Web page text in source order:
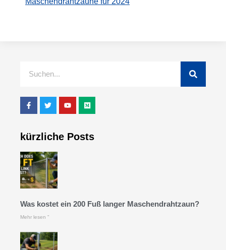
kürzliche Posts
Was kostet ein 200 Fuß langer Maschendrahtzaun?
Mehr lesen "